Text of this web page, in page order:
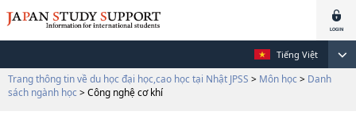
Tiếng Việt
Trang thông tin về du học đại học,cao học tại Nhật JPSS > Môn học > Danh
sách ngành học > Công nghệ cơ khí